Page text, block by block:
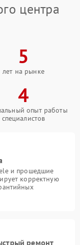
центра
5
лет на рынке
4
опыт работы
специалистов
и прошедшие
корректную
ремонт